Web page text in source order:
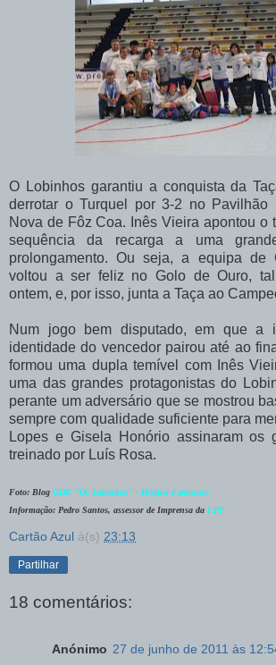
O Lobinhos garantiu a conquista da
derrotar o Turquel por 3-2 no Pavilhão
Nova de Fôz Coa. Inês Vieira apontou o
sequência da recarga a uma
prolongamento. Ou seja, a equipa de
voltou a ser feliz no Golo de Ouro, tal
ontem, e, por isso, junta a Taça ao
Num jogo bem disputado, em que a
identidade do vencedor pairou até ao
formou uma dupla temível com Inês
uma das grandes protagonistas do
perante um adversário que se mostrou
sempre com qualidade suficiente para
Lopes e Gisela Honório assinaram os
treinado por Luís Rosa.
Foto: Blog GDR "Os Lobinhos" - Hóquei Feminino
Informação: Pedro Santos, assessor de Imprensa da FPP
Cartão Azul à(s) 23:13
Partilhar
18 comentários:
Anónimo 27 de junho de 2011 às